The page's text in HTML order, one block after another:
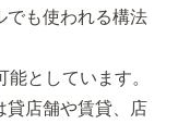
でも使われる構法
としています。
貸店舗や賃貸、店